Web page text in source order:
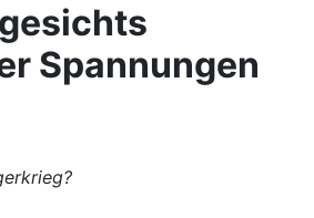
Spannungen